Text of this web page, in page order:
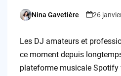
Posted
Nina Gavetière 26
Les DJ amateurs et
ce moment depuis
plateforme musicale Spotify